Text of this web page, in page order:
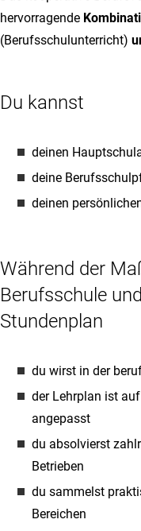
hervorragende
(Berufsschulunterricht)
Du kannst
deinen
deine
deinen
Während der
Berufsschule
Stundenplan
du wirst in der
der Lehrplan ist
angepasst
du absolvierst
Betrieben
du sammelst
Bereichen